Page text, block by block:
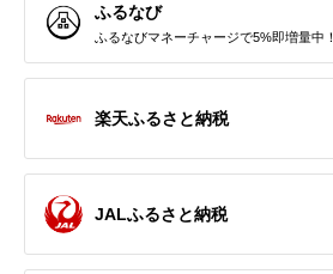
ふるなび
ふるなびマネーチャージで5%即増量中！
楽天ふるさと納税
JALふるさと納税